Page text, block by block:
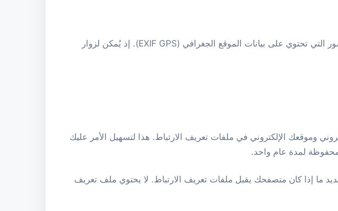
إذا كنتَ تُحمّل صورًا إلى الموقع الإلكتروني، فيُرجى تجنّب تحميل الصور التي تحتوي على بيانات الموقع الجغرافي (EXIF GPS). إذ يُمكن لزوار
وموقعك الإلكتروني في ملفات تعريف الارتباط. هذا لتسهيل الأمر عليك
محفوظة لمدة عام واحد.
ما إذا كان متصفحك يقبل ملفات تعريف الارتباط. لا يحتوي ملف تعريف